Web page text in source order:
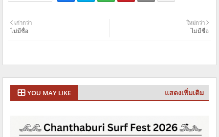
ใหม่กว่า
ไม่มีชื่อ
เก่ากว่า
ไม่มีชื่อ
YOU MAY LIKE แสดงเพิ่มเติม